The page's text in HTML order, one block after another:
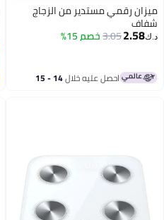
ميزان رقمي مستدير من الزجاج
شفاف
د.ك‏2.58
3.05خصم 15%
احصل عليه خلال 14 - 15
اغسطس